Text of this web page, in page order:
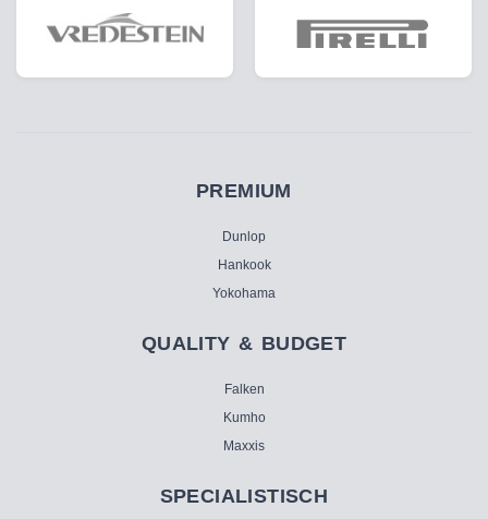
PREMIUM
Dunlop
Hankook
Yokohama
QUALITY & BUDGET
Falken
Kumho
Maxxis
SPECIALISTISCH